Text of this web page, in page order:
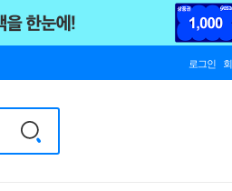
로그인